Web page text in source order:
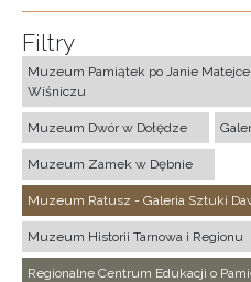
Filtry
Muzeum Pamiątek po Janie
Wiśniczu
Muzeum Dwór w Dołędze
Muzeum Zamek w Dębnie
Muzeum Ratusz - Galeria Sztuki
Muzeum Historii Tarnowa i Regionu
Regionalne Centrum Edukacji o